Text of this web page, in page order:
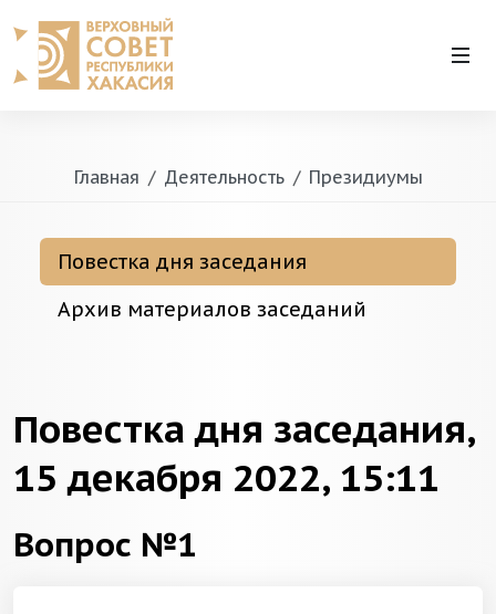
Главная Деятельность Президиумы
Повестка дня заседания
Архив материалов заседаний
Повестка дня заседания,
15 декабря 2022, 15:11
Вопрос №1